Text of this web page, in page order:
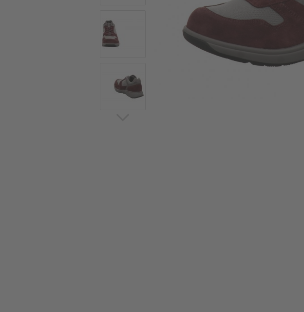
Jagdschuhe
Gummistiefel
Zwiegenähte Jagdschuhe
Pflege und Leisten -
Socken und Strümpfe -
Sandalen Komfort
Slipper Komfort
Stiefel Komfort
Stiefeletten Komfort